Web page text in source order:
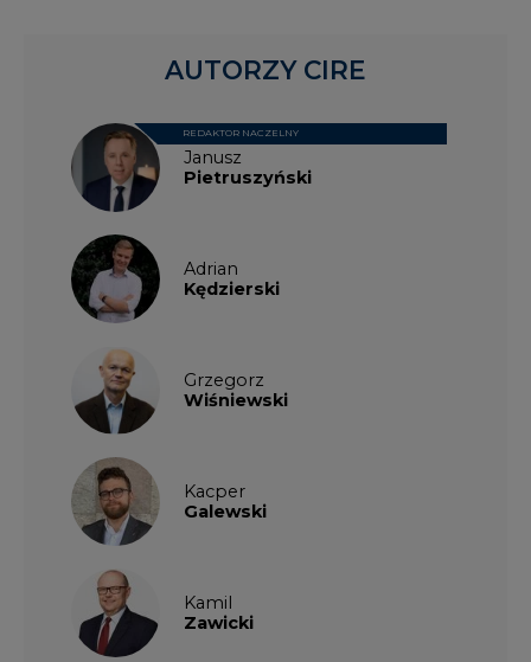
Janusz
Pietruszyński
REDAKTOR NACZELNY
Adrian
Kędzierski
Grzegorz
Wiśniewski
Kacper
Galewski
Kamil
Zawicki
AUTORZY CIRE